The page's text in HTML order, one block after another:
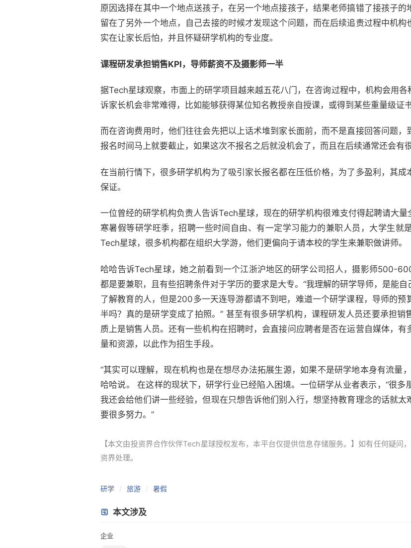
原因选择在其中一个地点送孩子，在另一个地点接孩子，结果老师搞错了接孩子
留在了另外一个地点，自己去接的时候才发现这个问题，而在后续追责过程中机
实在让家长后怕，并且怀疑研学机构的专业度。
课程研发承担销售KPI，导师薪资不及摄影师一半
据Tech星球观察，市面上的研学项目越来越五花八门，在咨询过程中，机构会用
诉家长机会非常难得，比如能够获得某位知名教授亲自授课，或得到某些重量级证书
而在咨询费用时，他们往往会先把以上话术堆到家长面前，而不是直接回答问题，
报名时间马上就要截止，如果这次不报名之后就没机会了，而且在后续通常还会有
在当前行情下，很多研学机构为了吸引家长报名都在压低价格，为了多盈利，其
保证。
一位曾经的研学机构负责人告诉Tech星球，现在的研学机构很难支付得起聘请大
寒暑假等研学旺季，招聘一些时间自由、有一定学习能力的兼职人员，大学生就
Tech星球，很多机构都在组织大学游，他们更偏向于请本校的学生来兼职做讲师。
哈哈告诉Tech星球，她之前看到一个江浙沪地区的研学公司招人，摄影师500-
都是要兼职，且有些招聘条件对于学历的要求是大专。“我理解的研学导师，是能自
了解教育的人，但是200多一天连导游都请不到吧，难道一个研学课程，导师的预
半吗？真的是研学变成了拍照。” 甚至有很多研学机构，课程研发人员还要承担
质上是销售人员。还有一些机构在招聘时，会直接问应聘者是否在运营自媒体，
量和资源，以此作为招生手段。
“其实可以理解，现在机构也是在想尽办法拓展生源，如果不是研学地本身有流量
哈哈说。 在这样的现状下，研学行业已经陷入困境。一位研学从业者表示，“很
我还会给他们讲一些经验，但现在只想告诉他们别入行，想坚持教育理念的话就
要很多努力。”
【本文由投资界合作伙伴Tech星球授权发布，本平台仅提供信息存储服务。】如有任何疑
资界处理。
研学 旅游 暑假
本文涉及
企业